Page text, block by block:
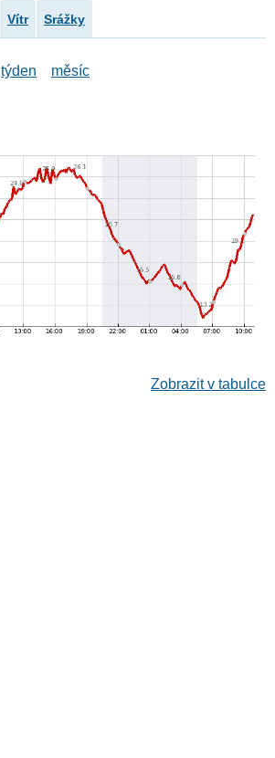
Vítr Srážky
týden měsíc
Zobrazit v tabulce